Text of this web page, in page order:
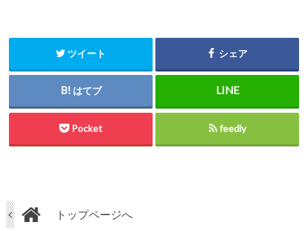
ツイート シェア
はてブ
Pocket feedly
トップページへ